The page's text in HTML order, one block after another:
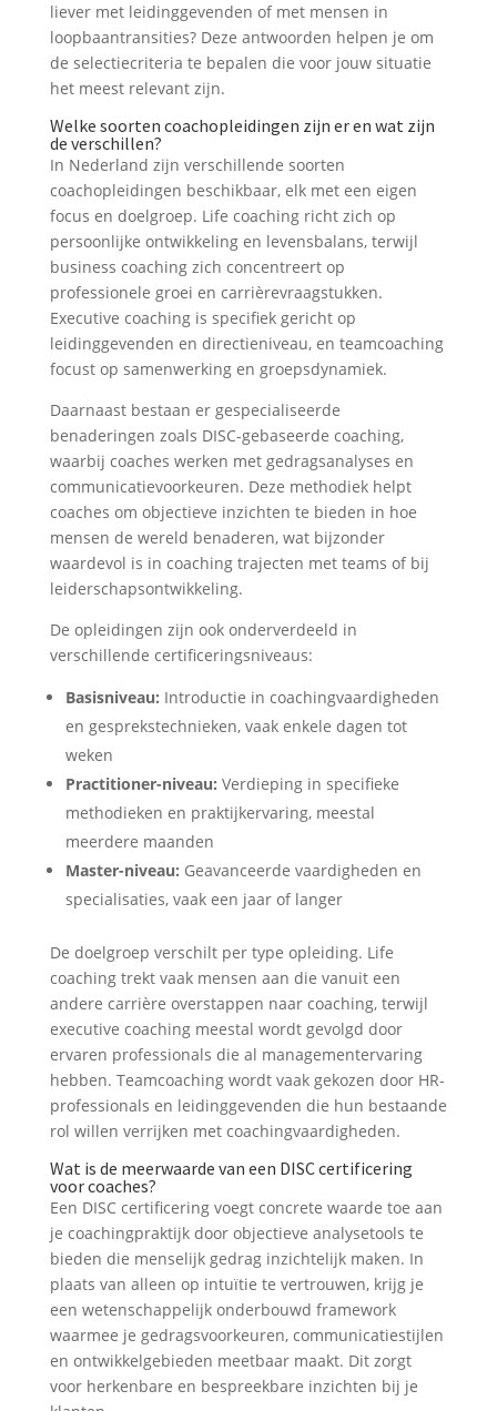
liever met leidinggevenden of met mensen in
loopbaantransities? Deze antwoorden helpen je om
de selectiecriteria te bepalen die voor jouw situatie
het meest relevant zijn.
Welke soorten coachopleidingen zijn er en wat zijn
de verschillen?
In Nederland zijn verschillende soorten
coachopleidingen beschikbaar, elk met een eigen
focus en doelgroep. Life coaching richt zich op
persoonlijke ontwikkeling en levensbalans, terwijl
business coaching zich concentreert op
professionele groei en carrièrevraagstukken.
Executive coaching is specifiek gericht op
leidinggevenden en directieniveau, en teamcoaching
focust op samenwerking en groepsdynamiek.
Daarnaast bestaan er gespecialiseerde
benaderingen zoals DISC-gebaseerde coaching,
waarbij coaches werken met gedragsanalyses en
communicatievoorkeuren. Deze methodiek helpt
coaches om objectieve inzichten te bieden in hoe
mensen de wereld benaderen, wat bijzonder
waardevol is in coaching trajecten met teams of bij
leiderschapsontwikkeling.
De opleidingen zijn ook onderverdeeld in
verschillende certificeringsniveaus:
Basisniveau: Introductie in coachingvaardigheden
en gesprekstechnieken, vaak enkele dagen tot
weken
Practitioner-niveau: Verdieping in specifieke
methodieken en praktijkervaring, meestal
meerdere maanden
Master-niveau: Geavanceerde vaardigheden en
specialisaties, vaak een jaar of langer
De doelgroep verschilt per type opleiding. Life
coaching trekt vaak mensen aan die vanuit een
andere carrière overstappen naar coaching, terwijl
executive coaching meestal wordt gevolgd door
ervaren professionals die al managementervaring
hebben. Teamcoaching wordt vaak gekozen door HR-
professionals en leidinggevenden die hun bestaande
rol willen verrijken met coachingvaardigheden.
Wat is de meerwaarde van een DISC certificering
voor coaches?
Een DISC certificering voegt concrete waarde toe aan
je coachingpraktijk door objectieve analysetools te
bieden die menselijk gedrag inzichtelijk maken. In
plaats van alleen op intuïtie te vertrouwen, krijg je
een wetenschappelijk onderbouwd framework
waarmee je gedragsvoorkeuren, communicatiestijlen
en ontwikkelgebieden meetbaar maakt. Dit zorgt
voor herkenbare en bespreekbare inzichten bij je